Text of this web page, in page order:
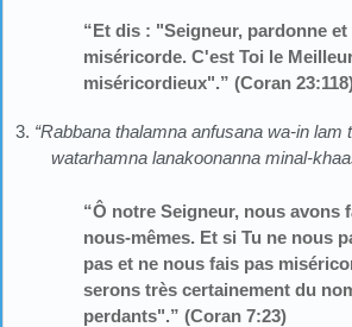
“Et dis : "Seigneur, pardonne et
miséricorde. C'est Toi le
miséricordieux".” (Coran
3. “Rabbana thalamna anfusana wa-in lam
watarhamna lanakoonanna minal-
“Ô notre Seigneur, nous avons
nous-mêmes. Et si Tu ne nous
pas et ne nous fais pas
serons très certainement du
perdants".” (Coran 7:23)